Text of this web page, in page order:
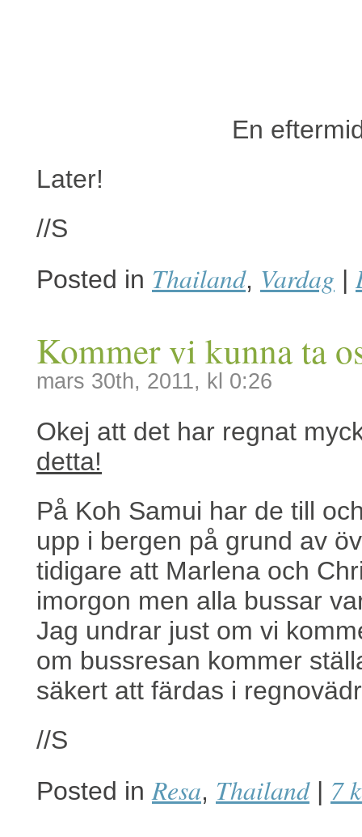
En
Later!
//S
Posted in Thailand, Vardag |
Kommer vi kunna ta
mars 30th, 2011, kl 0:26
Okej att det har regnat
detta!
På Koh Samui har de till
upp i bergen på grund av
tidigare att Marlena och
imorgon men alla bussar
Jag undrar just om vi
om bussresan kommer
säkert att färdas i
//S
Posted in Resa, Thailand | 7